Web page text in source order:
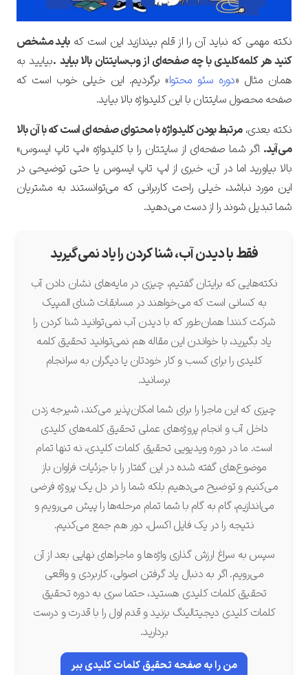
نکته‌ مهمی که نباید آن را از قلم بیندازید این است کهباید مشخص
کنید هر کلمه‌کلیدی با چه صفحه‌ای از وب‌سایتتان بالا بیاید .بیایید به
همان مثال «دوره سئو محتوا» برگردیم. این خیلی خوب است که
صفحه محصول سایتتان با این کلیدواژه بالا بیاید.
نکته بعدی،مرتبط بودن کلیدواژه با محتوای صفحه‌ای است که با آن بالا
می‌آید. اگر شما صفحه‌ای از سایتتان را با کلیدواژه «لپ تاپ ایسوس»
بالا بیاورید اما در آن، خبری از لپ تاپ ایسوس یا حتی توضیحی در
این مورد نباشد، خیلی راحت کاربرانی که می‌توانستند به مشتریان
شما تبدیل شوند را از دست می‌دهید.
فقط با دیدن آب، شنا کردن را یاد نمی‌گیرید
نکته‌هایی که برایتان گفتیم، چیزی در مایه‌های نشان دادن آب
به کسانی است که می‌خواهند در مسابقات شنای المپیک
شرکت کنند! همان‌طور که با دیدن آب نمی‌توانید شنا کردن را
یاد بگیرید، با خواندن این مقاله هم نمی‌توانید تحقیق کلمه
کلیدی را برای کسب و کار خودتان یا دیگران به سرانجام
برسانید.
چیزی که این ماجرا را برای شما امکان‌پذیر می‌کند، شیرجه زدن
داخل آب و انجام پروژه‌های عملی تحقیق کلمه‌های کلیدی
است. ما در دوره ویدیویی تحقیق کلمات کلیدی، نه تنها تمام
موضوع‌های گفته شده در این گفتار را با جزئیات فراوان باز
می‌کنیم و توضیح می‌دهیم بلکه شما را در دل یک پروژه فرضی
می‌اندازیم، گام به گام با شما تمام مرحله‌ها را پیش می‌رویم و
نتیجه را در یک فایل اکسل، دور هم جمع می‌کنیم.
سپس به سراغ ارزش گذاری واژه‌ها و ماجراهای نهایی بعد از آن
می‌رویم. اگر به دنبال یاد گرفتن اصولی، کاربردی و واقعی
تحقیق کلمات کلیدی هستید، حتما سری به دوره تحقیق
کلمات کلیدی دیجیتالینگ بزنید و قدم اول را با قدرت و درست
بردارید.
من را به صفحه تحقیق کلمات کلیدی ببر